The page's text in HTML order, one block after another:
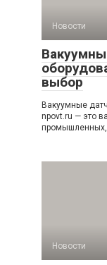
Новости
выбор
Вакуумные
npovt.ru — это
Новости